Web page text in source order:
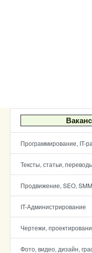
Программирование, IT-
Тексты, статьи,
Продвижение, SEO, SMM
IT-Администрирование
Чертежи,
Фото, видео, дизайн,